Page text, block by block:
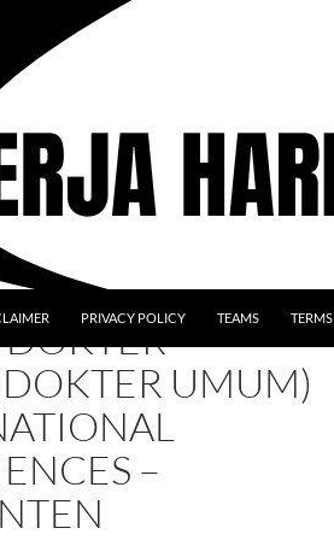
PRIVACY POLICY TEAMS TERMS
UMUM)
–